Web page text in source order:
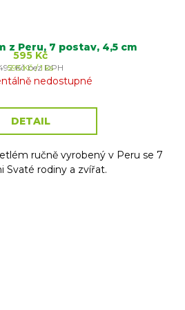
z Peru, 7 postav, 4,5 cm
nedostupné
Kč bez DPH
595 Kč
Měrná
cena:
595 Kč / 1 ks
DETAIL
ručně vyrobený v Peru se 7
Svaté rodiny a zvířat.